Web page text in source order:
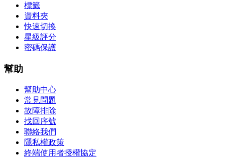
標籤
資料夾
快速切換
星級評分
密碼保護
幫助
幫助中心
常見問題
故障排除
找回序號
聯絡我們
隱私權政策
終端使用者授權協定